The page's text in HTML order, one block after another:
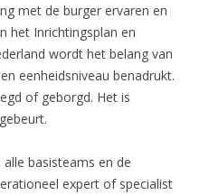
met de burger ervaren en
het Inrichtingsplan en
wordt het belang van
eenheidsniveau benadrukt.
of geborgd. Het is
basisteams en de
expert of specialist